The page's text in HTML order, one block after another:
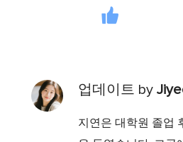
업데이트 by
지연은 대학원 졸업